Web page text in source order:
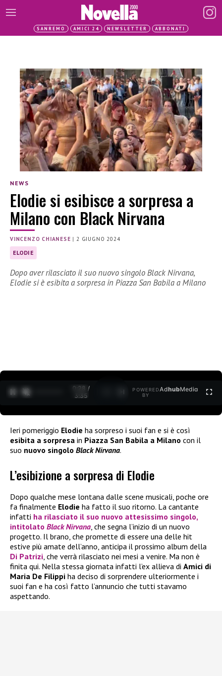
SANREMO AMICI 24 NEWSLETTER ABBONATI
NEWS
Elodie si esibisce a sorpresa a
Milano con Black Nirvana
VINCENZO CHIANESE |2 GIUGNO 2024
ELODIE
Dopo aver rilasciato il suo nuovo singolo Black Nirvana,
Elodie si è esibita a sorpresa in Piazza San Babila a Milano
0:30 /
3:35
POWERED
BY
AdhubMedia
Ieri pomeriggio Elodie ha sorpreso i suoi fan e si è così
esibita a sorpresa in Piazza San Babila a Milano con il
suo nuovo singolo Black Nirvana.
L’esibizione a sorpresa di Elodie
Dopo qualche mese lontana dalle scene musicali, poche ore
fa finalmente Elodie ha fatto il suo ritorno. La cantante
infatti ha rilasciato il suo nuovo attesissimo singolo,
intitolato Black Nirvana, che segna l’inizio di un nuovo
progetto. Il brano, che promette di essere una delle hit
estive più amate dell’anno, anticipa il prossimo album della
Di Patrizi, che verrà rilasciato nei mesi a venire. Ma non è
finita qui. Nella stessa giornata infatti l’ex allieva di Amici di
Maria De Filippi ha deciso di sorprendere ulteriormente i
suoi fan e ha così fatto l’annuncio che tutti stavamo
aspettando.